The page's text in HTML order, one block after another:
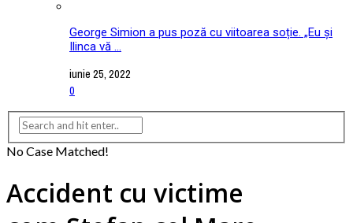
George Simion a pus poză cu viitoarea soție. „Eu și
Ilinca vă ...
iunie 25, 2022
0
No Case Matched!
Accident cu victime